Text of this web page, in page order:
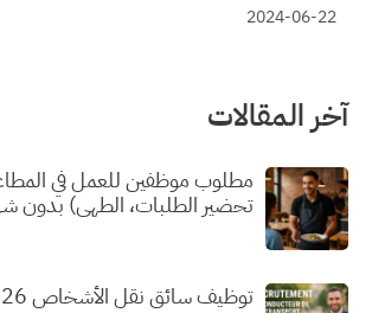
2024-06-22
آخر المقالات
مطلوب موظفين للعمل في
تحضير الطلبات، الطهي) بدون
توظيف سائق نقل الأشخاص 2026